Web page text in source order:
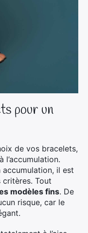
pour un
de vos bracelets,
l’accumulation.
il est
Tout
modèles fins. De
risque, car le